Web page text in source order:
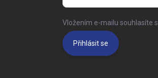
Vložením e-mailu souhlasíte s
Přihlásit se